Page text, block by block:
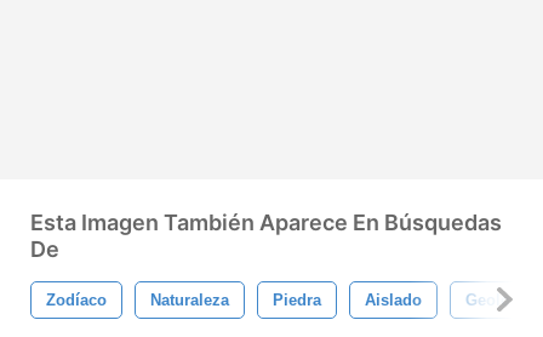
Esta Imagen También Aparece En Búsquedas
De
Zodíaco Naturaleza Piedra Aislado Geología